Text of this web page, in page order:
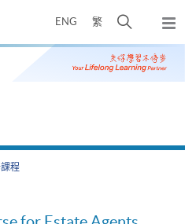
ENG 繁
开
搜
寻
弹
出
主
程